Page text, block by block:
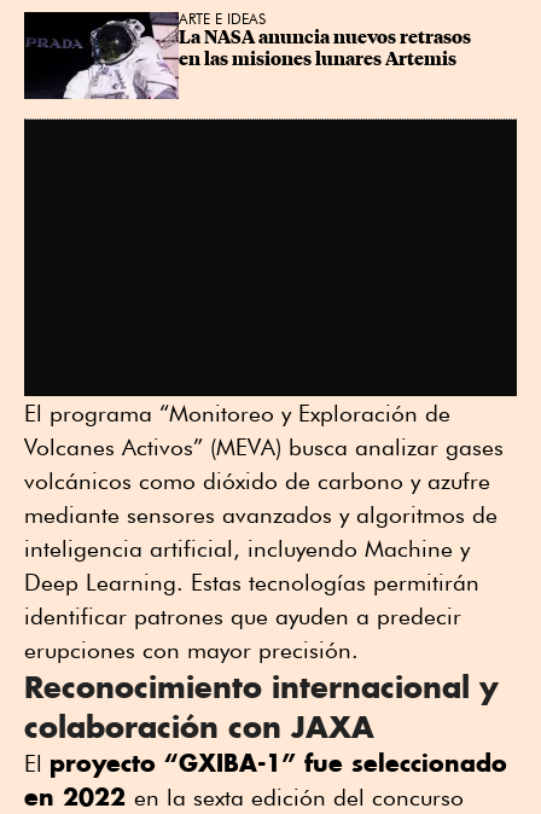
ARTE E IDEAS
La NASA anuncia nuevos retrasos
en las misiones lunares Artemis
El programa “Monitoreo y Exploración de
Volcanes Activos” (MEVA) busca analizar gases
volcánicos como dióxido de carbono y azufre
mediante sensores avanzados y algoritmos de
inteligencia artificial, incluyendo Machine y
Deep Learning. Estas tecnologías permitirán
identificar patrones que ayuden a predecir
erupciones con mayor precisión.
Reconocimiento internacional y
colaboración con JAXA
El proyecto “GXIBA-1” fue seleccionado
en 2022 en la sexta edición del concurso